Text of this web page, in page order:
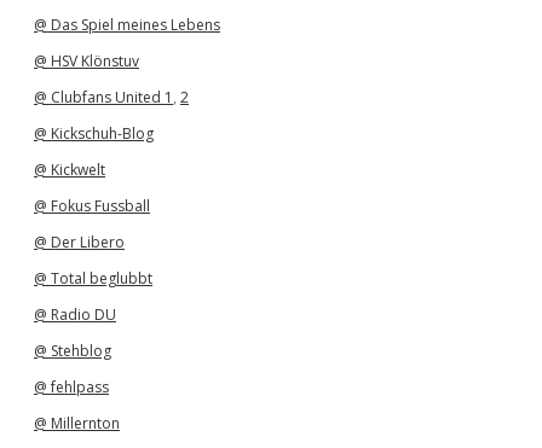
@ Das Spiel meines Lebens
@ HSV Klönstuv
@ Clubfans United 1 , 2
@ Kickschuh-Blog
@ Kickwelt
@ Fokus Fussball
@ Der Libero
@ Total beglubbt
@ Radio DU
@ Stehblog
@ fehlpass
@ Millernton